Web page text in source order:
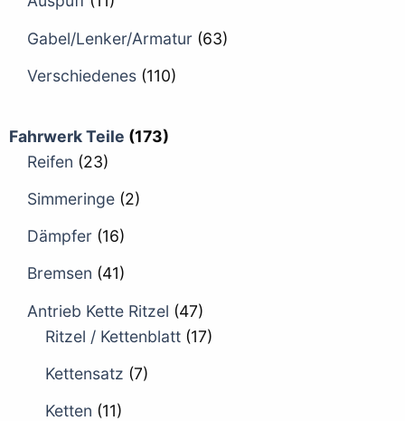
Gabel/Lenker/Armatur (63)
Verschiedenes (110)
Fahrwerk Teile (173)
Reifen (23)
Simmeringe (2)
Dämpfer (16)
Bremsen (41)
Antrieb Kette Ritzel (47)
Ritzel / Kettenblatt (17)
Kettensatz (7)
Ketten (11)